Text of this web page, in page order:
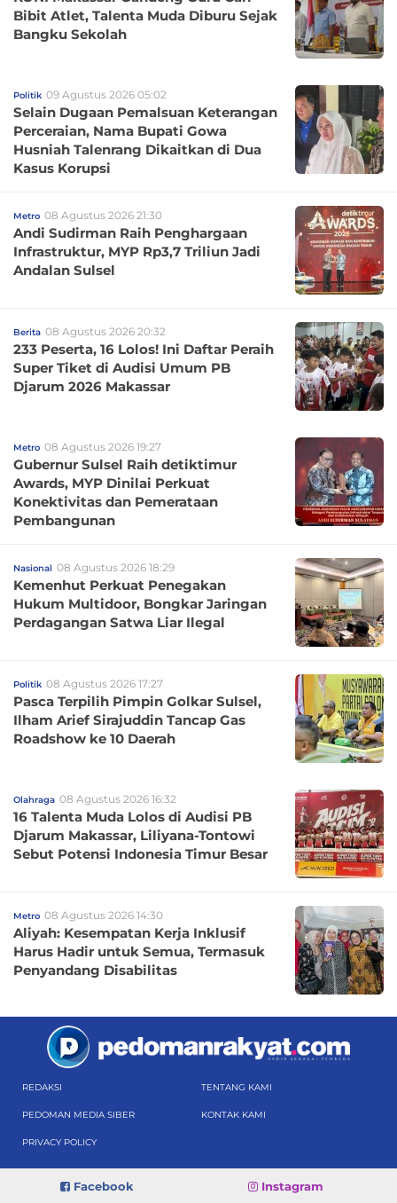
Bibit Atlet, Talenta Muda Diburu Sejak
Bangku Sekolah
Politik 09 Agustus 2026 05:02
Selain Dugaan Pemalsuan Keterangan
Perceraian, Nama Bupati Gowa
Husniah Talenrang Dikaitkan di Dua
Kasus Korupsi
Metro 08 Agustus 2026 21:30
Andi Sudirman Raih Penghargaan
Infrastruktur, MYP Rp3,7 Triliun Jadi
Andalan Sulsel
Berita 08 Agustus 2026 20:32
233 Peserta, 16 Lolos! Ini Daftar Peraih
Super Tiket di Audisi Umum PB
Djarum 2026 Makassar
Metro 08 Agustus 2026 19:27
Gubernur Sulsel Raih detiktimur
Awards, MYP Dinilai Perkuat
Konektivitas dan Pemerataan
Pembangunan
Nasional 08 Agustus 2026 18:29
Kemenhut Perkuat Penegakan
Hukum Multidoor, Bongkar Jaringan
Perdagangan Satwa Liar Ilegal
Politik 08 Agustus 2026 17:27
Pasca Terpilih Pimpin Golkar Sulsel,
Ilham Arief Sirajuddin Tancap Gas
Roadshow ke 10 Daerah
Olahraga 08 Agustus 2026 16:32
16 Talenta Muda Lolos di Audisi PB
Djarum Makassar, Liliyana-Tontowi
Sebut Potensi Indonesia Timur Besar
Metro 08 Agustus 2026 14:30
Aliyah: Kesempatan Kerja Inklusif
Harus Hadir untuk Semua, Termasuk
Penyandang Disabilitas
REDAKSI TENTANG KAMI
PEDOMAN MEDIA SIBER KONTAK KAMI
PRIVACY POLICY
Facebook Instagram